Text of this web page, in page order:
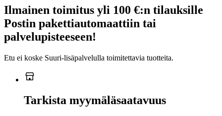
Ilmainen toimitus yli 100 €:n tilauksille
Postin pakettiautomaattiin tai
palvelupisteeseen!
Etu ei koske Suuri‑lisäpalvelulla toimitettavia tuotteita.
Tarkista myymäläsaatavuus